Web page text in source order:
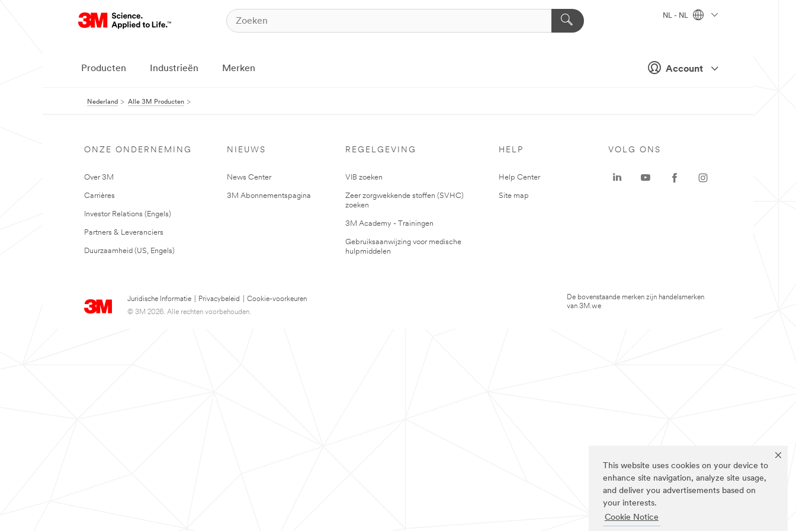
This website uses cookies on your device to
enhance site navigation, analyze site usage,
and deliver you advertisements based on
your interests.
Cookie Notice
Account
NL - NL
Producten Industrieën Merken
Nederland Alle 3M Producten
ONZE ONDERNEMING
Over 3M
Carrières
Investor Relations (Engels)
Partners & Leveranciers
Duurzaamheid (US, Engels)
NIEUWS
News Center
3M Abonnementspagina
REGELGEVING
VIB zoeken
Zeer zorgwekkende stoffen (SVHC)
zoeken
3M Academy - Trainingen
Gebruiksaanwijzing voor medische
hulpmiddelen
HELP
Help Center
Site map
Juridische Informatie Privacybeleid
Cookie-voorkeuren
© 3M 2026. Alle rechten voorbehouden.
VOLG ONS
De bovenstaande merken zijn handelsmerken
van 3M.we